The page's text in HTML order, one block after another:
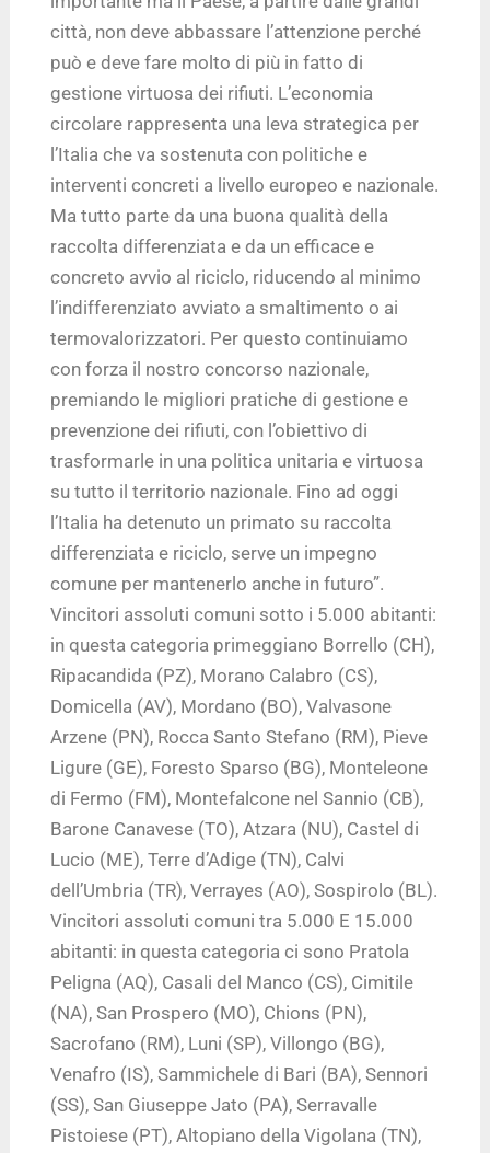
città, non deve abbassare l’attenzione perché
può e deve fare molto di più in fatto di
gestione virtuosa dei rifiuti. L’economia
circolare rappresenta una leva strategica per
l’Italia che va sostenuta con politiche e
interventi concreti a livello europeo e nazionale.
Ma tutto parte da una buona qualità della
raccolta differenziata e da un efficace e
concreto avvio al riciclo, riducendo al minimo
l’indifferenziato avviato a smaltimento o ai
termovalorizzatori. Per questo continuiamo
con forza il nostro concorso nazionale,
premiando le migliori pratiche di gestione e
prevenzione dei rifiuti, con l’obiettivo di
trasformarle in una politica unitaria e virtuosa
su tutto il territorio nazionale. Fino ad oggi
l’Italia ha detenuto un primato su raccolta
differenziata e riciclo, serve un impegno
comune per mantenerlo anche in futuro”.
Vincitori assoluti comuni sotto i 5.000 abitanti:
in questa categoria primeggiano Borrello (CH),
Ripacandida (PZ), Morano Calabro (CS),
Domicella (AV), Mordano (BO), Valvasone
Arzene (PN), Rocca Santo Stefano (RM), Pieve
Ligure (GE), Foresto Sparso (BG), Monteleone
di Fermo (FM), Montefalcone nel Sannio (CB),
Barone Canavese (TO), Atzara (NU), Castel di
Lucio (ME), Terre d’Adige (TN), Calvi
dell’Umbria (TR), Verrayes (AO), Sospirolo (BL).
Vincitori assoluti comuni tra 5.000 E 15.000
abitanti: in questa categoria ci sono Pratola
Peligna (AQ), Casali del Manco (CS), Cimitile
(NA), San Prospero (MO), Chions (PN),
Sacrofano (RM), Luni (SP), Villongo (BG),
Venafro (IS), Sammichele di Bari (BA), Sennori
(SS), San Giuseppe Jato (PA), Serravalle
Pistoiese (PT), Altopiano della Vigolana (TN),